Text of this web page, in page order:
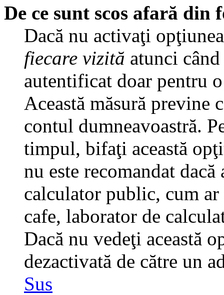
De ce sunt scos afară din
Dacă nu activaţi
fiecare vizită atunci
autentificat doar pentru
Această măsură previne
contul dumneavoastră.
timpul, bifaţi această
nu este recomandat
calculator public, cum
cafe, laborator de
Dacă nu vedeţi această
dezactivată de către un
Sus